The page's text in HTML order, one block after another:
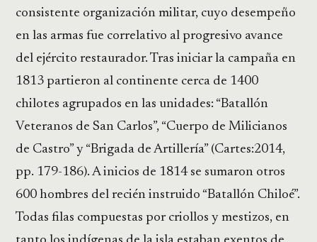
consistente organización militar, cuyo desempeño
en las armas fue correlativo al progresivo avance
del ejército restaurador. Tras iniciar la campaña en
1813 partieron al continente cerca de 1400
chilotes agrupados en las unidades: “Batallón
Veteranos de San Carlos”, “Cuerpo de Milicianos
de Castro” y “Brigada de Artillería” (Cartes:2014,
pp. 179-186). A inicios de 1814 se sumaron otros
600 hombres del recién instruido “Batallón Chiloé”.
Todas filas compuestas por criollos y mestizos, en